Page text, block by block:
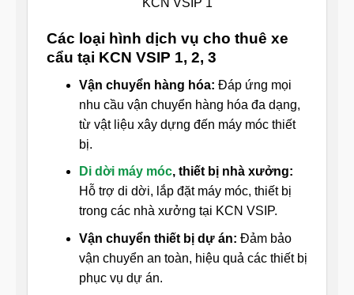
KCN VSIP 1
Các loại hình dịch vụ cho thuê xe
cẩu tại KCN VSIP 1, 2, 3
Vận chuyển hàng hóa: Đáp ứng mọi
nhu cầu vận chuyển hàng hóa đa dạng,
từ vật liệu xây dựng đến máy móc thiết
bị.
Di dời máy móc, thiết bị nhà xưởng:
Hỗ trợ di dời, lắp đặt máy móc, thiết bị
trong các nhà xưởng tại KCN VSIP.
Vận chuyển thiết bị dự án: Đảm bảo
vận chuyển an toàn, hiệu quả các thiết bị
phục vụ dự án.